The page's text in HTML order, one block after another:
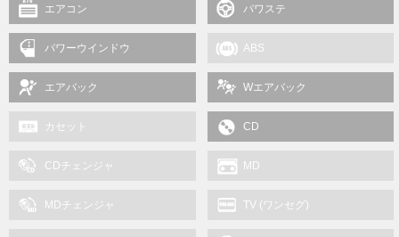
エアコン パワステ
パワーウインドウ ABS
エアバック Wエアバック
カセット CD
CDチェンジャ MD
MDチェンジャ TV (ワンセグ)